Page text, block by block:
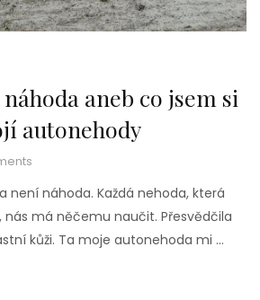
aneb co jsem si
autonehody
není náhoda. Každá nehoda, která
má něčemu naučit. Přesvědčila
kůži. Ta moje autonehoda mi …
náhoda aneb co jsem si odnesla z mojí